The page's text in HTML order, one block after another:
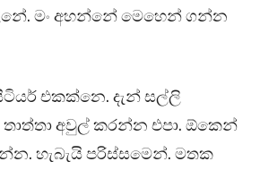
මං අහන්නේ මෙහෙන් ගන්න
එකක්නෙ. දැන් සල්ලි
අවුල් කරන්න එපා. ඕකෙන්
හැබැයි පරිස්සමෙන්. මතක